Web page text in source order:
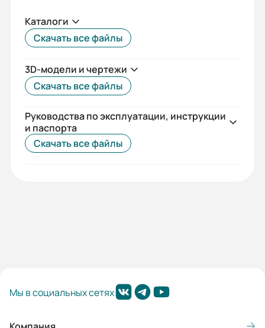
Вес (кг):
2.3
0.071x0.1x0.121
Каталоги
Скачать все файлы
3D-модели и чертежи
Скачать все файлы
Руководства по эксплуатации, инструкции
и паспорта
Скачать все файлы
Мы в социальных сетях